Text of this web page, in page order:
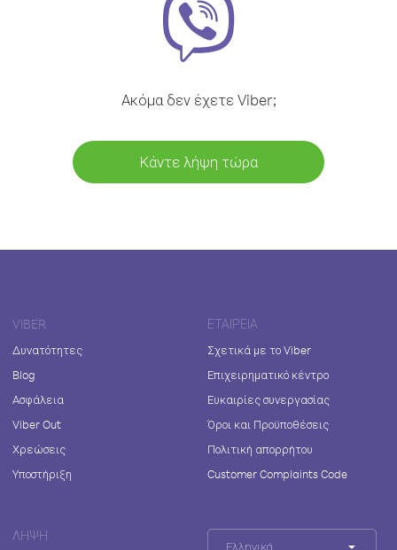
Ακόμα δεν έχετε Viber;
Κάντε λήψη τώρα
VIBER
Δυνατότητες
Blog
Ασφάλεια
Viber Out
Χρεώσεις
Υποστήριξη
ΕΤΑΙΡΕΊΑ
Σχετικά με το Viber
Επιχειρηματικό κέντρο
Ευκαιρίες συνεργασίας
Όροι και Προϋποθέσεις
Πολιτική απορρήτου
Customer Complaints Code
ΛΉΨΗ
Ελληνικά